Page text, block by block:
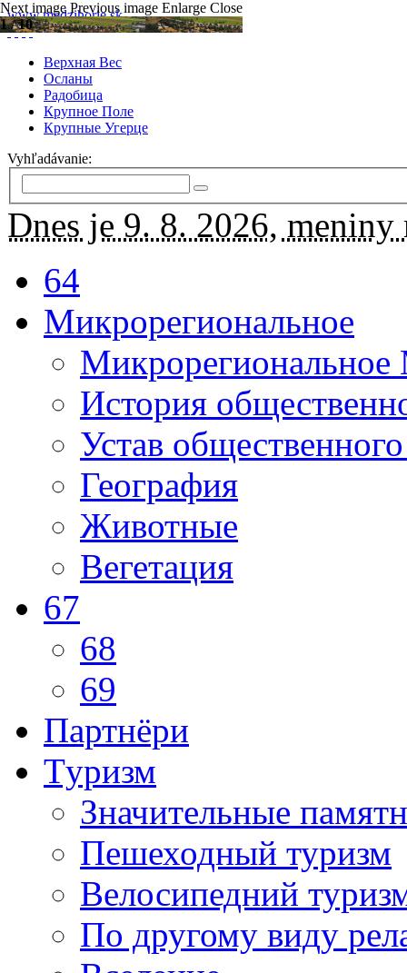
www.medzihorie.sk
Верхная Вес
Осланы
Радобица
Крупное Поле
Крупные Угерце
Vyhľadávanie:
Dnes je 9. 8. 2026,
64
Микрорегиональное
История
Устав
География
Животные
Вегетация
67
68
69
Партнёри
Tуризм
Значительные
Пешеходный туризм
Велосипедний
По другому виду
Next image Previous image Enlarge Close
1/10